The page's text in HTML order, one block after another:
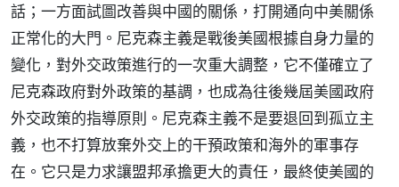
話；一方面試圖改善與中國的關係，打開通向中美關係
正常化的大門。尼克森主義是戰後美國根據自身力量的
變化，對外交政策進行的一次重大調整，它不僅確立了
尼克森政府對外政策的基調，也成為往後幾屆美國政府
外交政策的指導原則。尼克森主義不是要退回到孤立主
義，也不打算放棄外交上的干預政策和海外的軍事存
在。它只是力求讓盟邦承擔更大的責任，最終使美國的